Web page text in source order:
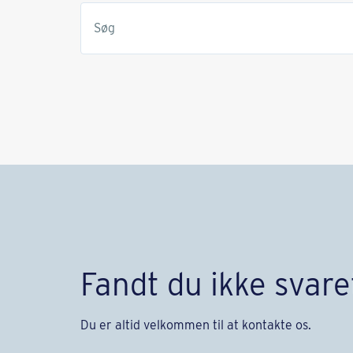
Søg
Fandt du ikke
Du er altid velkommen til at kontakte os.